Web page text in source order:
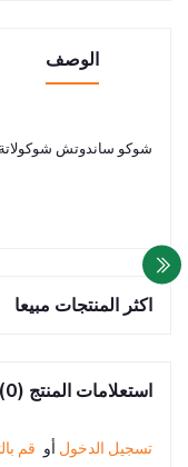
الوصف
شوكو ساندوتش
اكثر المنتجات مبيعا
استعلامات المنتج (0)
تسجيل الدخول أو قم